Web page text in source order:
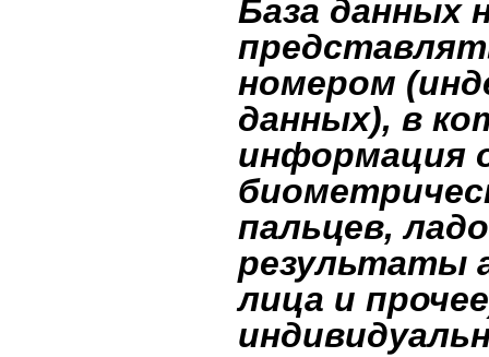
База данных
номером
данных), в
информация
пальцев,
результаты
лица и